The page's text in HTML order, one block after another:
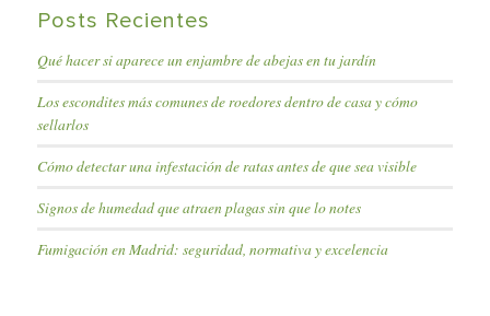
Posts Recientes
Qué hacer si aparece un enjambre de abejas en tu jardín
Los escondites más comunes de roedores dentro de casa y cómo
sellarlos
Cómo detectar una infestación de ratas antes de que sea visible
Signos de humedad que atraen plagas sin que lo notes
Fumigación en Madrid: seguridad, normativa y excelencia